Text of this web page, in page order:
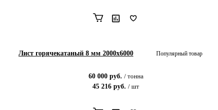
Лист горячекатаный 8 мм 2000x6000 Популярный товар
60 000руб. / тонна
45 216 руб. / шт